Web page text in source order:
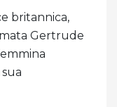
britannica,
Gertrude